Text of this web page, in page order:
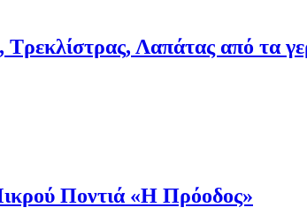
Λαπάτας από τα
Ποντιά «Η Πρόοδος»